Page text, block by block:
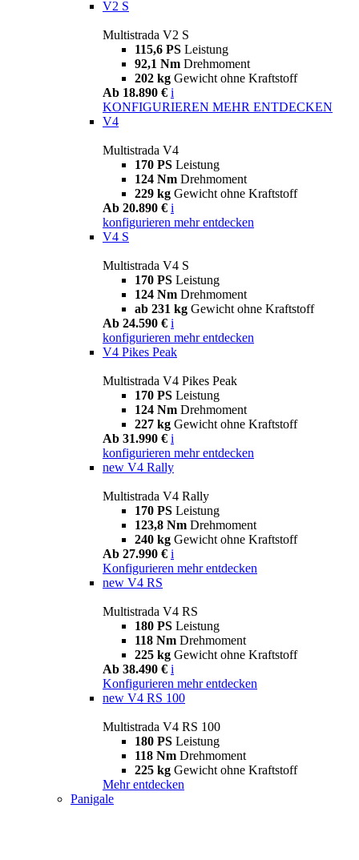
V2 S
Multistrada V2 S
115,6 PS Leistung
92,1 Nm Drehmoment
202 kg Gewicht ohne Kraftstoff
Ab 18.890 € i
KONFIGURIEREN MEHR ENTDECKEN
V4
Multistrada V4
170 PS Leistung
124 Nm Drehmoment
229 kg Gewicht ohne Kraftstoff
Ab 20.890 € i
konfigurieren mehr entdecken
V4 S
Multistrada V4 S
170 PS Leistung
124 Nm Drehmoment
ab 231 kg Gewicht ohne Kraftstoff
Ab 24.590 € i
konfigurieren mehr entdecken
V4 Pikes Peak
Multistrada V4 Pikes Peak
170 PS Leistung
124 Nm Drehmoment
227 kg Gewicht ohne Kraftstoff
Ab 31.990 € i
konfigurieren mehr entdecken
new V4 Rally
Multistrada V4 Rally
170 PS Leistung
123,8 Nm Drehmoment
240 kg Gewicht ohne Kraftstoff
Ab 27.990 € i
Konfigurieren mehr entdecken
new V4 RS
Multistrada V4 RS
180 PS Leistung
118 Nm Drehmoment
225 kg Gewicht ohne Kraftstoff
Ab 38.490 € i
Konfigurieren mehr entdecken
new V4 RS 100
Multistrada V4 RS 100
180 PS Leistung
118 Nm Drehmoment
225 kg Gewicht ohne Kraftstoff
Mehr entdecken
Panigale